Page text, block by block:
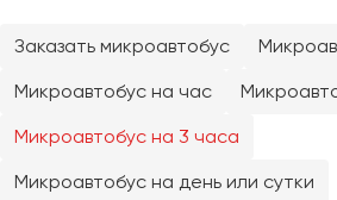
Заказать микроавтобус
Микроавтобус на час
Микроавтобус на 3 часа
Микроавтобус на день или сутки
Хабаровск
Чебоксары
Челябинск